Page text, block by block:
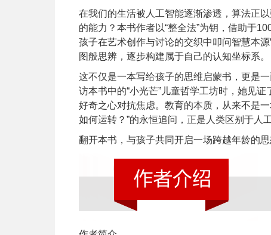
在我们的生活被人工智能逐渐渗透，算法正
的能力？本书作者以“整全法”为钥，借助于
孩子在艺术创作与讨论的交织中叩问智慧本
图般思辨，逐步构建属于自己的认知坐标系。
这不仅是一本写给孩子的思维启蒙书，更是
访本书中的“小光芒”儿童哲学工坊时，她见
好奇之心对抗焦虑。教育的本质，从来不是
如何运转？”的永恒追问，正是人类区别于人
翻开本书，与孩子共同开启一场跨越年龄的思